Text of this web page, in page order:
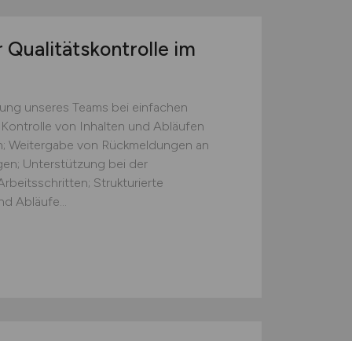
Qualitätskontrolle im
unseres Teams bei einfachen
von Inhalten und Abläufen
Weitergabe von Rückmeldungen an
Unterstützung bei der
Strukturierte
Abläufe...